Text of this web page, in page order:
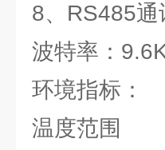
8、RS485
波特率：
环境指标：
温度范围